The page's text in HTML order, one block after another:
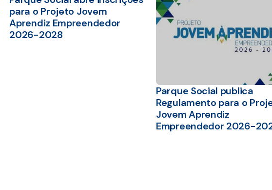
para o Projeto Jovem
Aprendiz Empreendedor
2026-2028
Parque Social publica
Regulamento para o
Jovem Aprendiz
Empreendedor 2026-